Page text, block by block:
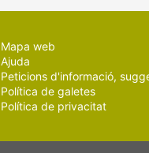
Mapa web
Ajuda
Peticions d'informació,
Política de galetes
Política de privacitat